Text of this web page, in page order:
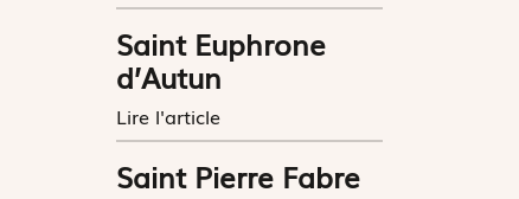
Saint Euphrone
d’Autun
Lire l'article
Saint Pierre Fabre